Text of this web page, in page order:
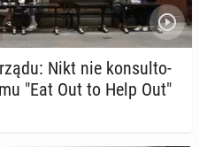
Nikt nie kon­sul­to­
"Eat Out to Help Out"